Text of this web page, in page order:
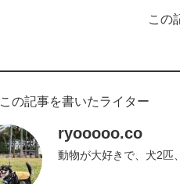
この
この記事を書いたライター
ryooooo.co
動物が大好きで、犬2匹